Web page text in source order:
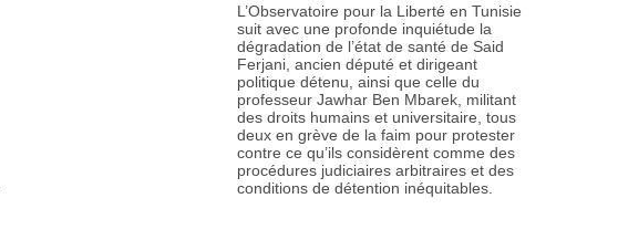
L’Observatoire pour la Liberté en Tunisie
suit avec une profonde inquiétude la
dégradation de l’état de santé de Said
Ferjani, ancien député et dirigeant
politique détenu, ainsi que celle du
professeur Jawhar Ben Mbarek, militant
des droits humains et universitaire, tous
deux en grève de la faim pour protester
contre ce qu’ils considèrent comme des
procédures judiciaires arbitraires et des
conditions de détention inéquitables.